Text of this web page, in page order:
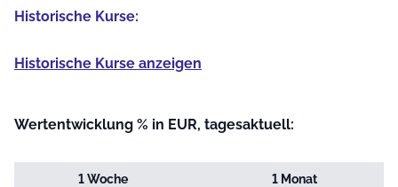
Historische Kurse:
Historische Kurse anzeigen
Wertentwicklung % in EUR, tagesaktuell:
1 Woche
1 Monat